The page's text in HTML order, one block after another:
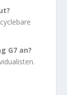
G7 an?